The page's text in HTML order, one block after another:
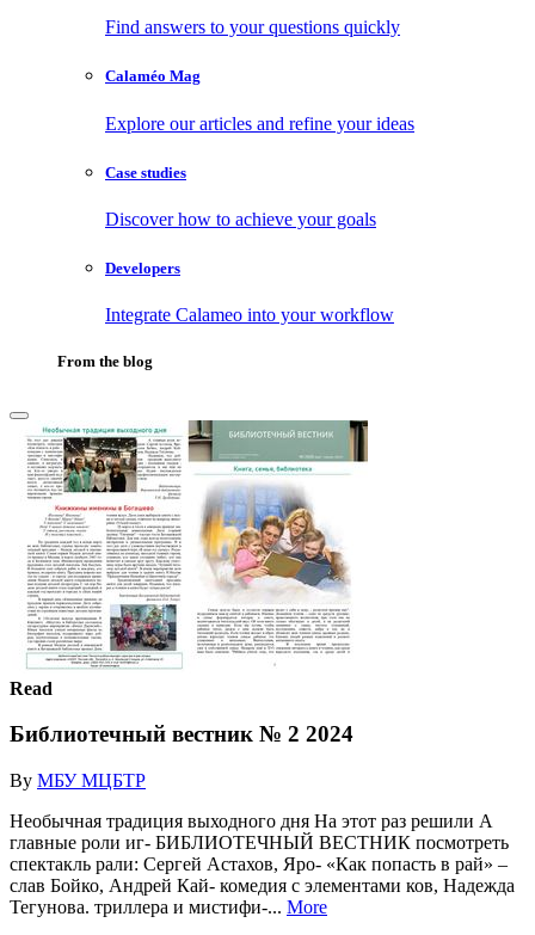
Find answers to your questions quickly
Calaméo Mag
Explore our articles and refine your ideas
Case studies
Discover how to achieve your goals
Developers
Integrate Calameo into your workflow
From the blog
Read
Библиотечный вестник № 2 2024
By МБУ МЦБТР
Необычная традиция выходного дня На этот раз решили А
главные роли иг- БИБЛИОТЕЧНЫЙ ВЕСТНИК посмотреть
спектакль рали: Сергей Астахов, Яро- «Как попасть в рай» –
слав Бойко, Андрей Кай- комедия с элементами ков, Надежда
Тегунова. триллера и мистифи-... More